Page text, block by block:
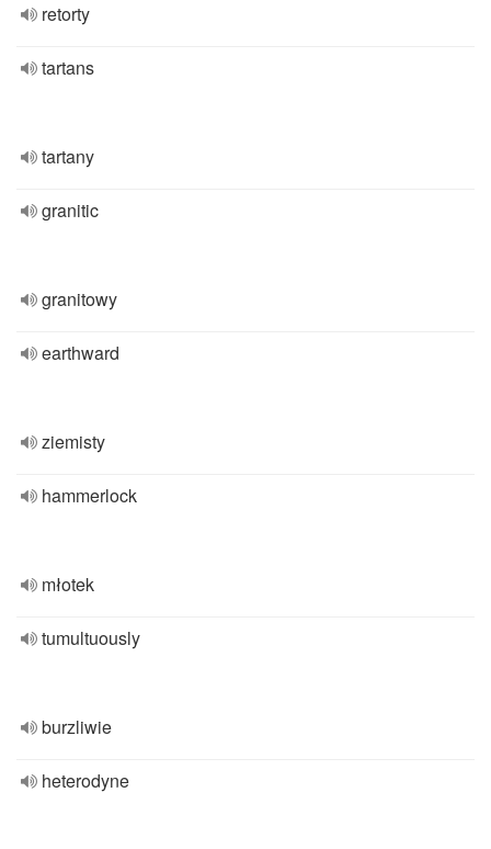
retorty
tartans
tartany
granitic
granitowy
earthward
ziemisty
hammerlock
młotek
tumultuously
burzliwie
heterodyne